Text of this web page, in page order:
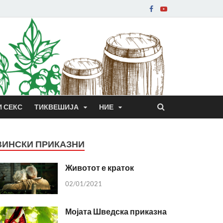
СЕКС ТИКВЕШИЈА НИЕ
ПРИКАЗНИ
Животот е краток
02/01/2021
Мојата Шведска приказна